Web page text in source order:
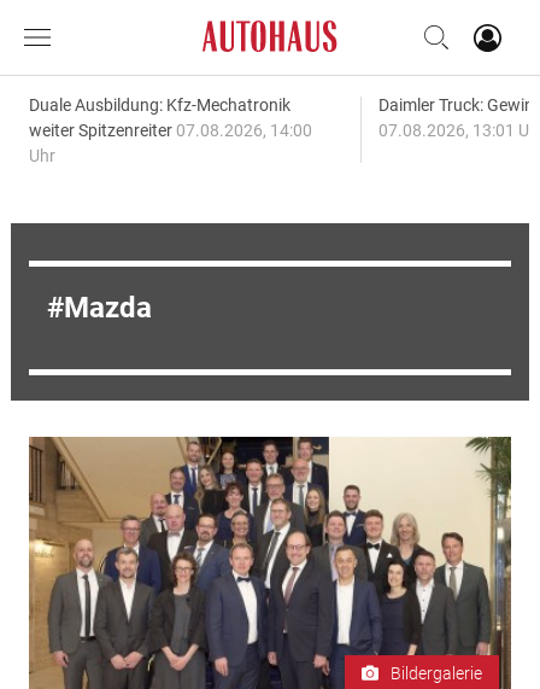
Duale Ausbildung: Kfz-Mechatronik
weiter Spitzenreiter 07.08.2026, 14:00
Uhr
Daimler Truck:
07.08.2026, 13:01
Mazda
Bildergalerie